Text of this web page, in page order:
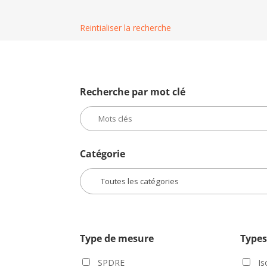
Reintialiser la recherche
Recherche par mot clé
Catégorie
Type de mesure
SPDRE